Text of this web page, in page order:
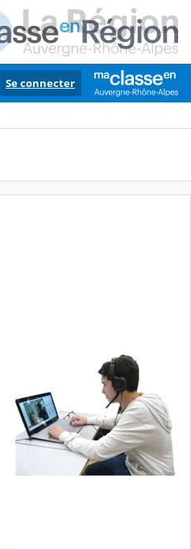
Se connecter